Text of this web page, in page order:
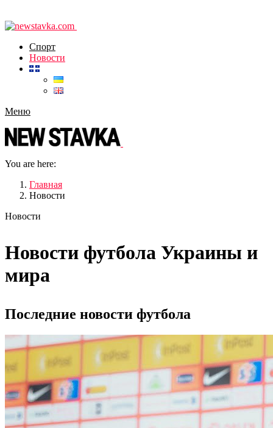
Спорт
Новости
Меню
You are here:
Главная
Новости
Новости
Новости футбола Украины и
мира
Последние новости футбола